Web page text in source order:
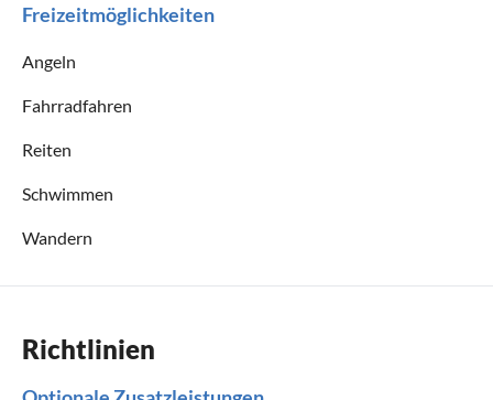
Freizeitmöglichkeiten
Angeln
Fahrradfahren
Reiten
Schwimmen
Wandern
Richtlinien